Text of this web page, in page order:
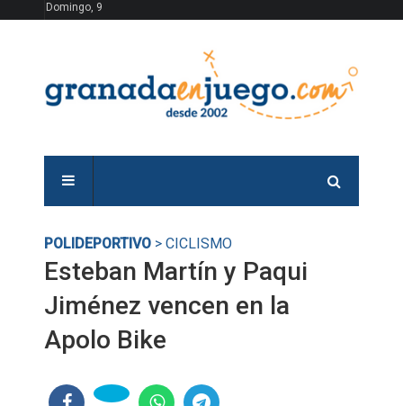
Domingo, 9
POLIDEPORTIVO > CICLISMO
Esteban Martín y Paqui
Jiménez vencen en la
Apolo Bike